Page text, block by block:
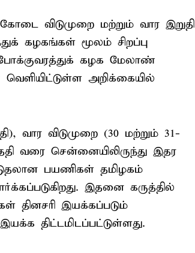
விடுமுறை மற்றும் வார இறுதி
கழகங்கள் மூலம் சிறப்பு
போக்குவரத்துக் கழக மேலாண்
அறிக்கையில்
வார விடுமுறை (30 மற்றும் 31-
வரை சென்னையிலிருந்து இதர
பயணிகள் தமிழகம்
இதனை கருத்தில்
தினசரி இயக்கப்படும்
திட்டமிடப்பட்டுள்ளது.